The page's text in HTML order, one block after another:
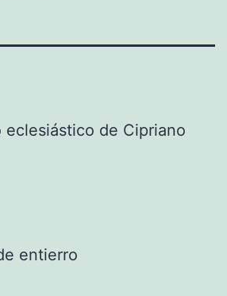
de Cipriano
entierro